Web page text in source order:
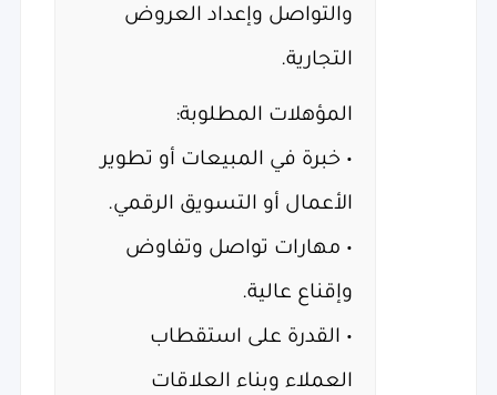
والتواصل وإعداد العروض
التجارية.
المؤهلات المطلوبة:
• خبرة في المبيعات أو تطوير
الأعمال أو التسويق الرقمي.
• مهارات تواصل وتفاوض
وإقناع عالية.
• القدرة على استقطاب
العملاء وبناء العلاقات